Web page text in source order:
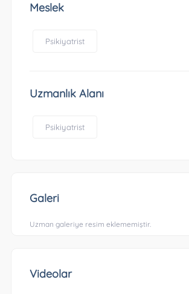
Meslek
Psikiyatrist
Uzmanlık Alanı
Psikiyatrist
Galeri
Uzman galeriye resim eklememiştir.
Videolar